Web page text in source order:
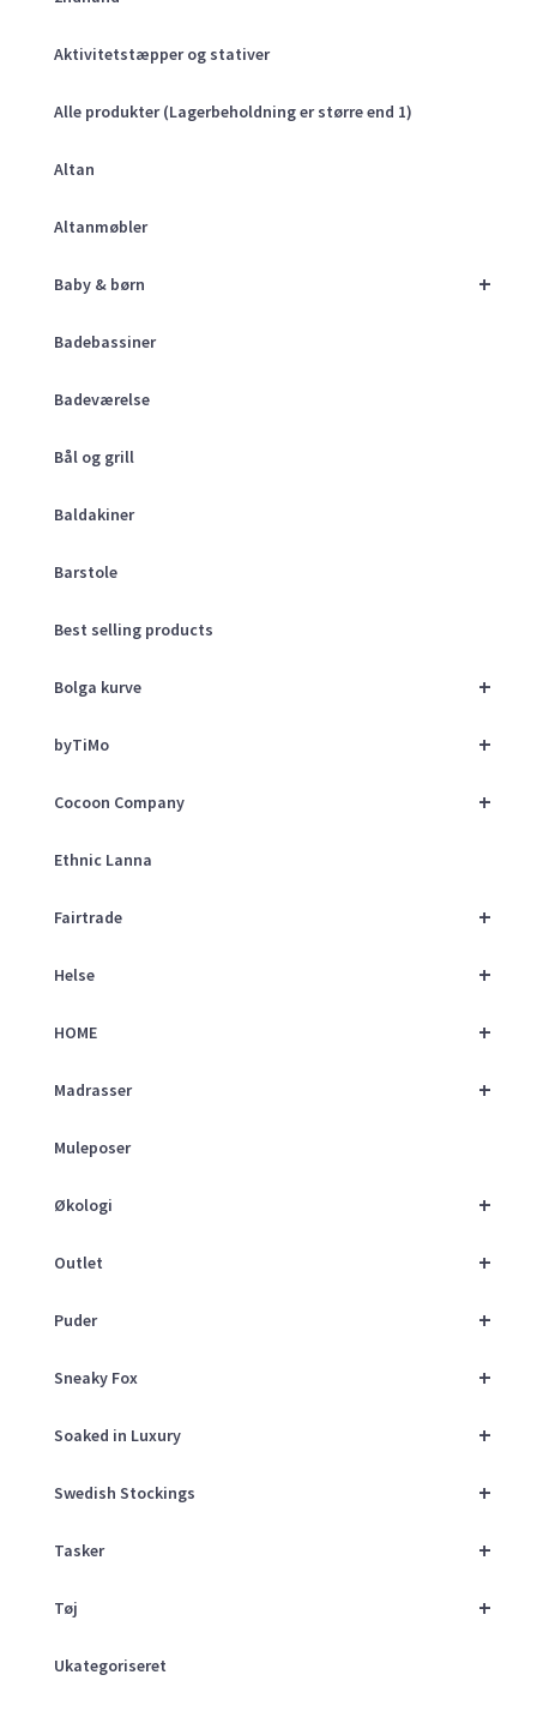
Aktivitetstæpper og stativer
Alle produkter (Lagerbeholdning er større end 1)
Altan
Altanmøbler
+
Baby & børn
Badebassiner
Badeværelse
Bål og grill
Baldakiner
Barstole
Best selling products
+
Bolga kurve
+
byTiMo
+
Cocoon Company
Ethnic Lanna
+
Fairtrade
+
Helse
+
HOME
+
Madrasser
Muleposer
+
Økologi
+
Outlet
+
Puder
+
Sneaky Fox
+
Soaked in Luxury
+
Swedish Stockings
+
Tasker
+
Tøj
Ukategoriseret